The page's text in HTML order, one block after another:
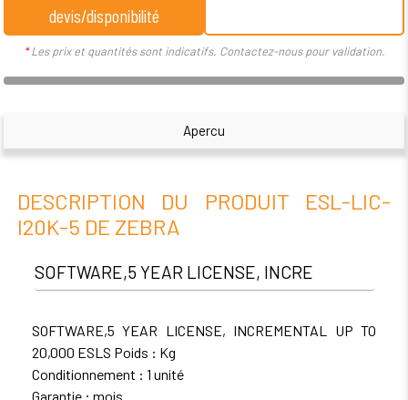
devis/disponibilité
*Les prix et quantités sont indicatifs. Contactez-nous pour validation.
Apercu
DESCRIPTION DU PRODUIT ESL-LIC-
I20K-5 DE ZEBRA
SOFTWARE,5 YEAR LICENSE, INCRE
SOFTWARE,5 YEAR LICENSE, INCREMENTAL UP TO
20,000 ESLS Poids : Kg
Conditionnement : 1 unité
Garantie : mois